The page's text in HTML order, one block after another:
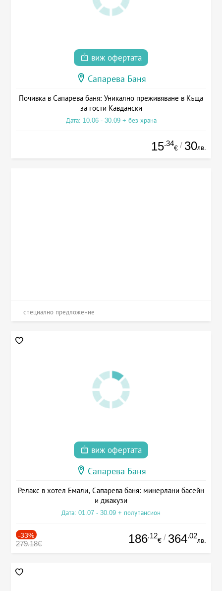
виж офертата
Сапарева Баня
Почивка в Сапарева баня: Уникално преживяване в Къща
за гости Кавдански
Дата: 10.06 - 30.09 + без храна
15.34
€ / 30лв.
специално предложение
виж офертата
Сапарева Баня
Релакс в хотел Емали, Сапарева баня: минерлани басейн
и джакузи
Дата: 01.07 - 30.09 + полупансион
-33%
279.18€ 186.12
€ / 364.02
лв.